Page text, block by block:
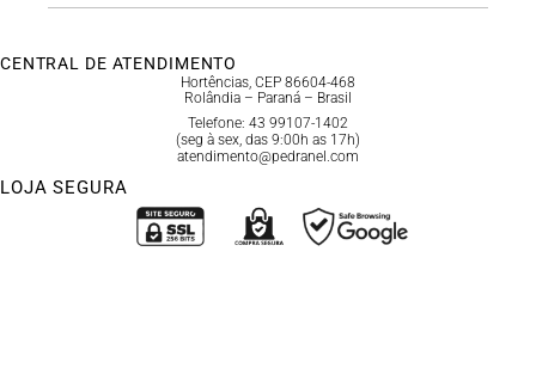
CENTRAL DE ATENDIMENTO
Hortências, CEP 86604-468
Rolândia – Paraná – Brasil
Telefone: 43 99107-1402
(seg à sex, das 9:00h as 17h)
atendimento@pedranel.com
LOJA SEGURA